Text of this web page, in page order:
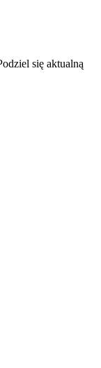
się aktualną